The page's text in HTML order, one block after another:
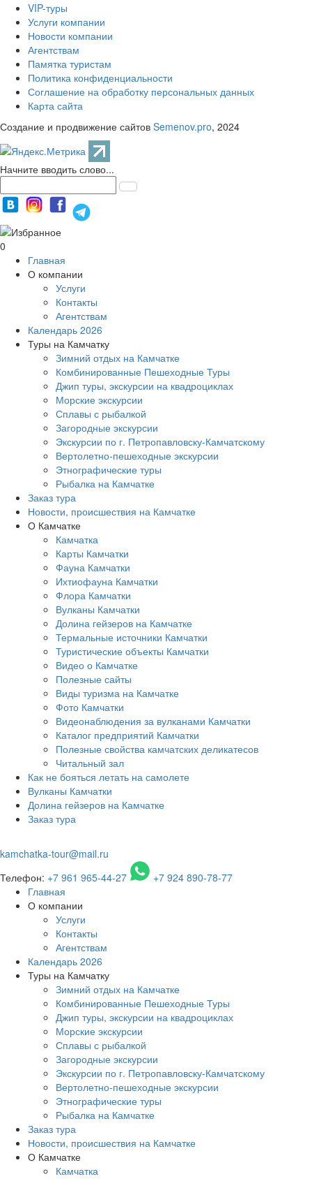
VIP-туры
Услуги компании
Новости компании
Агентствам
Памятка туристам
Политика конфиденциальности
Соглашение на обработку персональных данных
Карта сайта
Создание и продвижение сайтов Semenov.pro, 2024
Начните вводить слово...
0
Главная
О компании
Услуги
Контакты
Агентствам
Календарь 2026
Туры на Камчатку
Зимний отдых на Камчатке
Комбинированные Пешеходные Туры
Джип туры, экскурсии на квадроциклах
Морские экскурсии
Сплавы с рыбалкой
Загородные экскурсии
Экскурсии по г. Петропавловску-Камчатскому
Вертолетно-пешеходные экскурсии
Этнографические туры
Рыбалка на Камчатке
Заказ тура
Новости, происшествия на Камчатке
О Камчатке
Камчатка
Карты Камчатки
Фауна Камчатки
Ихтиофауна Камчатки
Флора Камчатки
Вулканы Камчатки
Долина гейзеров на Камчатке
Термальные источники Камчатки
Туристические объекты Камчатки
Видео о Камчатке
Полезные сайты
Виды туризма на Камчатке
Фото Камчатки
Видеонаблюдения за вулканами Камчатки
Каталог предприятий Камчатки
Полезные свойства камчатских деликатесов
Читальный зал
Как не бояться летать на самолете
Вулканы Камчатки
Долина гейзеров на Камчатке
Заказ тура
kamchatka-tour@mail.ru
Телефон: +7 961 965-44-27
+7 924 890-78-77
Главная
О компании
Услуги
Контакты
Агентствам
Календарь 2026
Туры на Камчатку
Зимний отдых на Камчатке
Комбинированные Пешеходные Туры
Джип туры, экскурсии на квадроциклах
Морские экскурсии
Сплавы с рыбалкой
Загородные экскурсии
Экскурсии по г. Петропавловску-Камчатскому
Вертолетно-пешеходные экскурсии
Этнографические туры
Рыбалка на Камчатке
Заказ тура
Новости, происшествия на Камчатке
О Камчатке
Камчатка